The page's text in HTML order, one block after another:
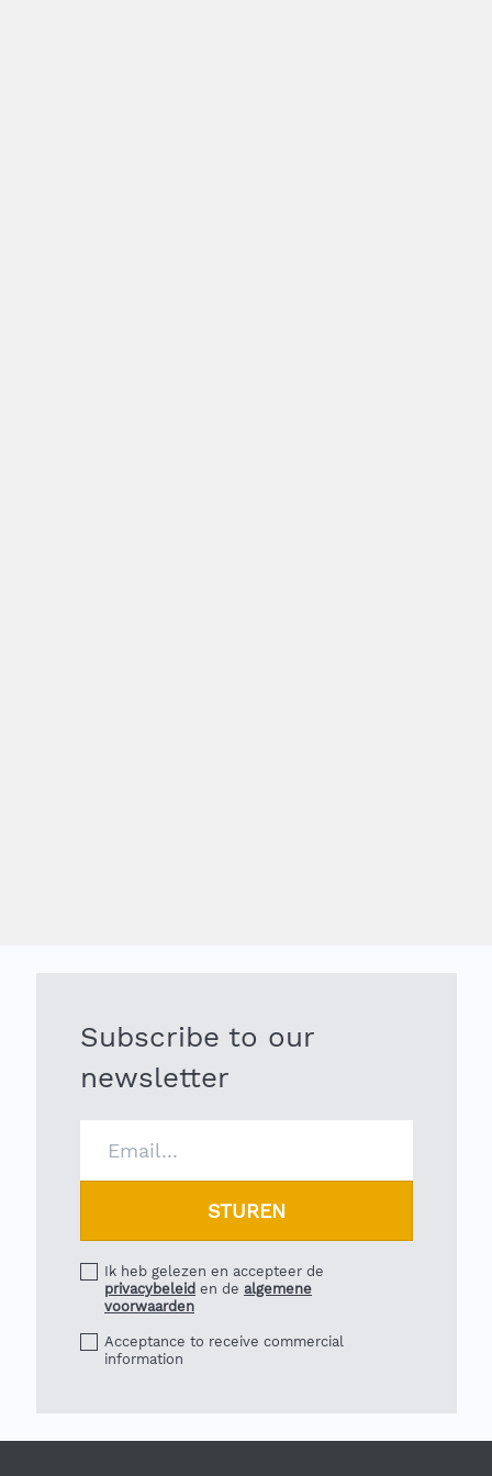
Subscribe to our
newsletter
Ik heb gelezen en accepteer de
privacybeleid en de algemene
voorwaarden
Acceptance to receive commercial
information